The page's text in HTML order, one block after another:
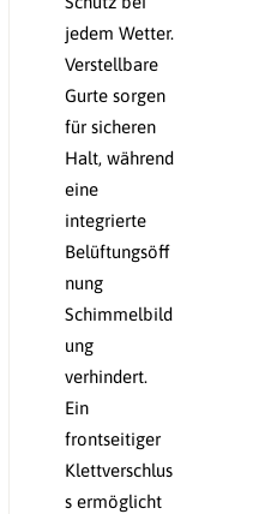
jedem Wetter.
Verstellbare
Gurte sorgen
für sicheren
Halt, während
eine
integrierte
Belüftungsöff
nung
Schimmelbild
ung
verhindert.
Ein
frontseitiger
Klettverschlus
s ermöglicht